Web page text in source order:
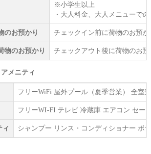
※小学生以上
・大人料金、大人メニューで
のお預かり チェックイン前に荷物のお預
物のお預かり チェックアウト後に荷物のお
メニティ
フリーWiFi 屋外プール（夏季営業） 全室
フリーWI‐FI テレビ 冷蔵庫 エアコン セー
ィ シャンプー リンス・コンディショナー ボ